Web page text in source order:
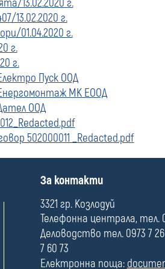
13.02.2020 г.
13.02.2020 г.
01.04.2020 г.
г.
г.
Пуск ООД
МК ЕООД
ООД
502000011 _Redacted.pdf
П
л
е
За контакти
3321 гр. Козлодуй
Телефонна централа, тел.
Деловодство тел. 0973 7 26
7 60 73
Електронна поща: